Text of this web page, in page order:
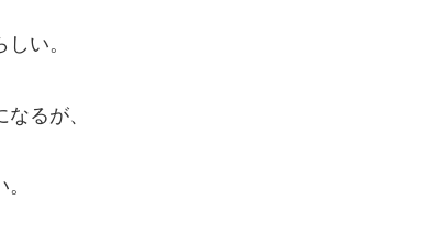
い。
るが、